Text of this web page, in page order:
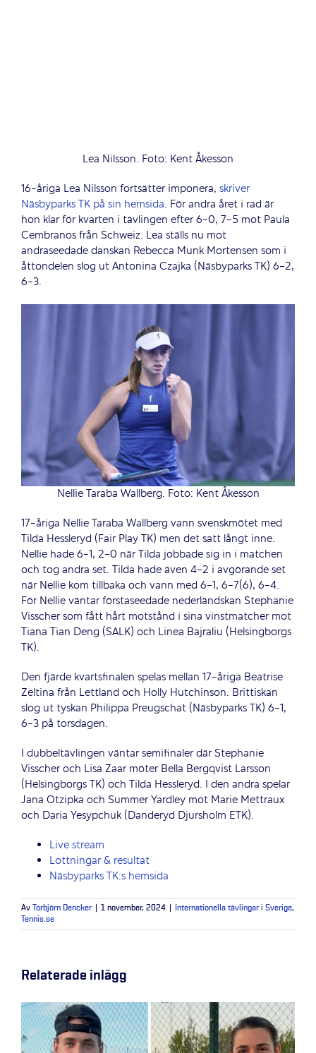
Lea Nilsson. Foto: Kent Åkesson
16-åriga Lea Nilsson fortsätter imponera, skriver
Näsbyparks TK på sin hemsida. För andra året i rad är
hon klar för kvarten i tävlingen efter 6-0, 7-5 mot Paula
Cembranos från Schweiz. Lea ställs nu mot
andraseedade danskan Rebecca Munk Mortensen som i
åttondelen slog ut Antonina Czajka (Näsbyparks TK) 6-2,
6-3.
Nellie Taraba Wallberg. Foto: Kent Åkesson
17-åriga Nellie Taraba Wallberg vann svenskmötet med
Tilda Hessleryd (Fair Play TK) men det satt långt inne.
Nellie hade 6-1, 2-0 när Tilda jobbade sig in i matchen
och tog andra set. Tilda hade även 4-2 i avgörande set
när Nellie kom tillbaka och vann med 6-1, 6-7(6), 6-4.
För Nellie väntar förstaseedade nederländskan Stephanie
Visscher som fått hårt motstånd i sina vinstmatcher mot
Tiana Tian Deng (SALK) och Linea Bajraliu (Helsingborgs
TK).
Den fjärde kvartsfinalen spelas mellan 17-åriga Beatrise
Zeltina från Lettland och Holly Hutchinson. Brittiskan
slog ut tyskan Philippa Preugschat (Näsbyparks TK) 6-1,
6-3 på torsdagen.
I dubbeltävlingen väntar semifinaler där Stephanie
Visscher och Lisa Zaar möter Bella Bergqvist Larsson
(Helsingborgs TK) och Tilda Hessleryd. I den andra spelar
Jana Otzipka och Summer Yardley mot Marie Mettraux
och Daria Yesypchuk (Danderyd Djursholm ETK).
Live stream
Lottningar & resultat
Näsbyparks TK:s hemsida
Av Torbjörn Dencker 1 november, 2024 Internationella tävlingar i Sverige,
Tennis.se
Relaterade inlägg